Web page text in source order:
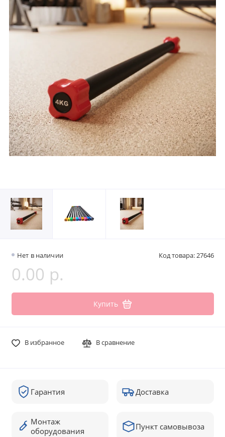
Нет в наличии Код товара: 27646
0.00 р.
Купить
В избранное В сравнение
Гарантия Доставка
Монтаж
оборудования
Пункт самовывоза